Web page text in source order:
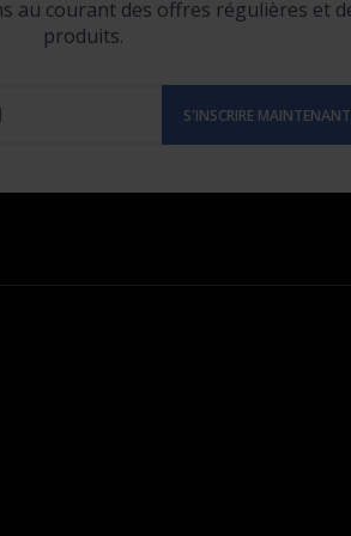
au courant des offres régulières et
produits.